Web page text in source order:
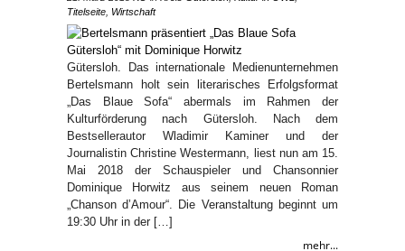
Titelseite Wirtschaft
Gütersloh. Das internationale Medienunternehmen
Bertelsmann holt sein literarisches Erfolgsformat
„Das Blaue Sofa“ abermals im Rahmen der
Kulturförderung nach Gütersloh. Nach dem
Bestsellerautor Wladimir Kaminer und der
Journalistin Christine Westermann, liest nun am 15.
Mai 2018 der Schauspieler und Chansonnier
Dominique Horwitz aus seinem neuen Roman
„Chanson d’Amour“. Die Veranstaltung beginnt um
19:30 Uhr in der […]
mehr...